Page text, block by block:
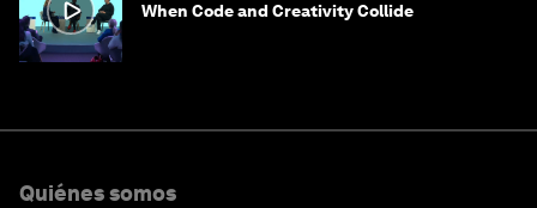
When Code and Creativity Collide
Quiénes somos